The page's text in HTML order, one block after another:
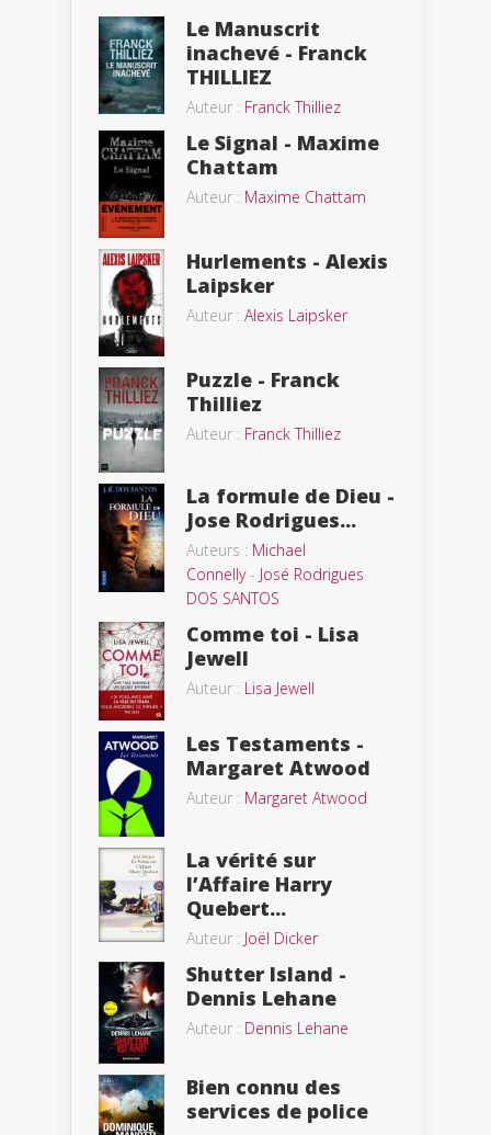
Le Manuscrit
inachevé - Franck
THILLIEZ
Auteur : Franck Thilliez
Le Signal - Maxime
Chattam
Auteur : Maxime Chattam
Hurlements - Alexis
Laipsker
Auteur : Alexis Laipsker
Puzzle - Franck
Thilliez
Auteur : Franck Thilliez
La formule de Dieu -
Jose Rodrigues...
Auteurs : Michael
Connelly- José Rodrigues
DOS SANTOS
Comme toi - Lisa
Jewell
Auteur : Lisa Jewell
Les Testaments -
Margaret Atwood
Auteur : Margaret Atwood
La vérité sur
l’Affaire Harry
Quebert...
Auteur : Joël Dicker
Shutter Island -
Dennis Lehane
Auteur : Dennis Lehane
Bien connu des
services de police